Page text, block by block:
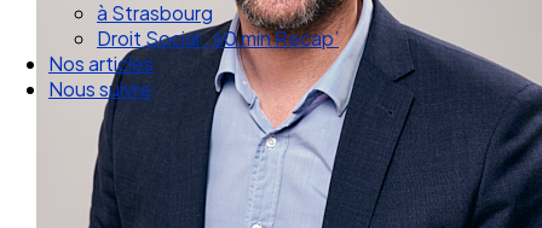
dans les Pyrénées
à Strasbourg
Droit Social : 60 min Recap’
Nos articles
Nous suivre